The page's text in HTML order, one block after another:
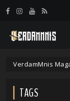
VerdamMnis
TAGS
Panneau de